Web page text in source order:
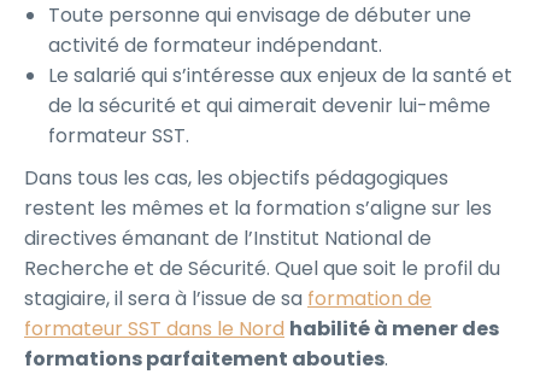
Toute personne qui envisage de débuter une
activité de formateur indépendant.
Le salarié qui s’intéresse aux enjeux de la santé et
de la sécurité et qui aimerait devenir lui-même
formateur SST.
Dans tous les cas, les objectifs pédagogiques
restent les mêmes et la formation s’aligne sur les
directives émanant de l’Institut National de
Recherche et de Sécurité. Quel que soit le profil du
stagiaire, il sera à l’issue de sa formation de
formateur SST dans le Nord habilité à mener des
formations parfaitement abouties.